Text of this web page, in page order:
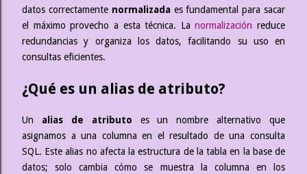
datos correctamente normalizadaes fundamental para sacar
el máximo provecho a esta técnica. Lanormalización reduce
redundancias y organiza los datos, facilitando su uso en
consultas eficientes.
¿Qué es un alias de atributo?
Un alias de atributo es un nombre alternativo que
asignamos a una columna en el resultado de una consulta
SQL. Este alias no afecta la estructura de la tabla en la base de
datos; solo cambia cómo se muestra la columna en los